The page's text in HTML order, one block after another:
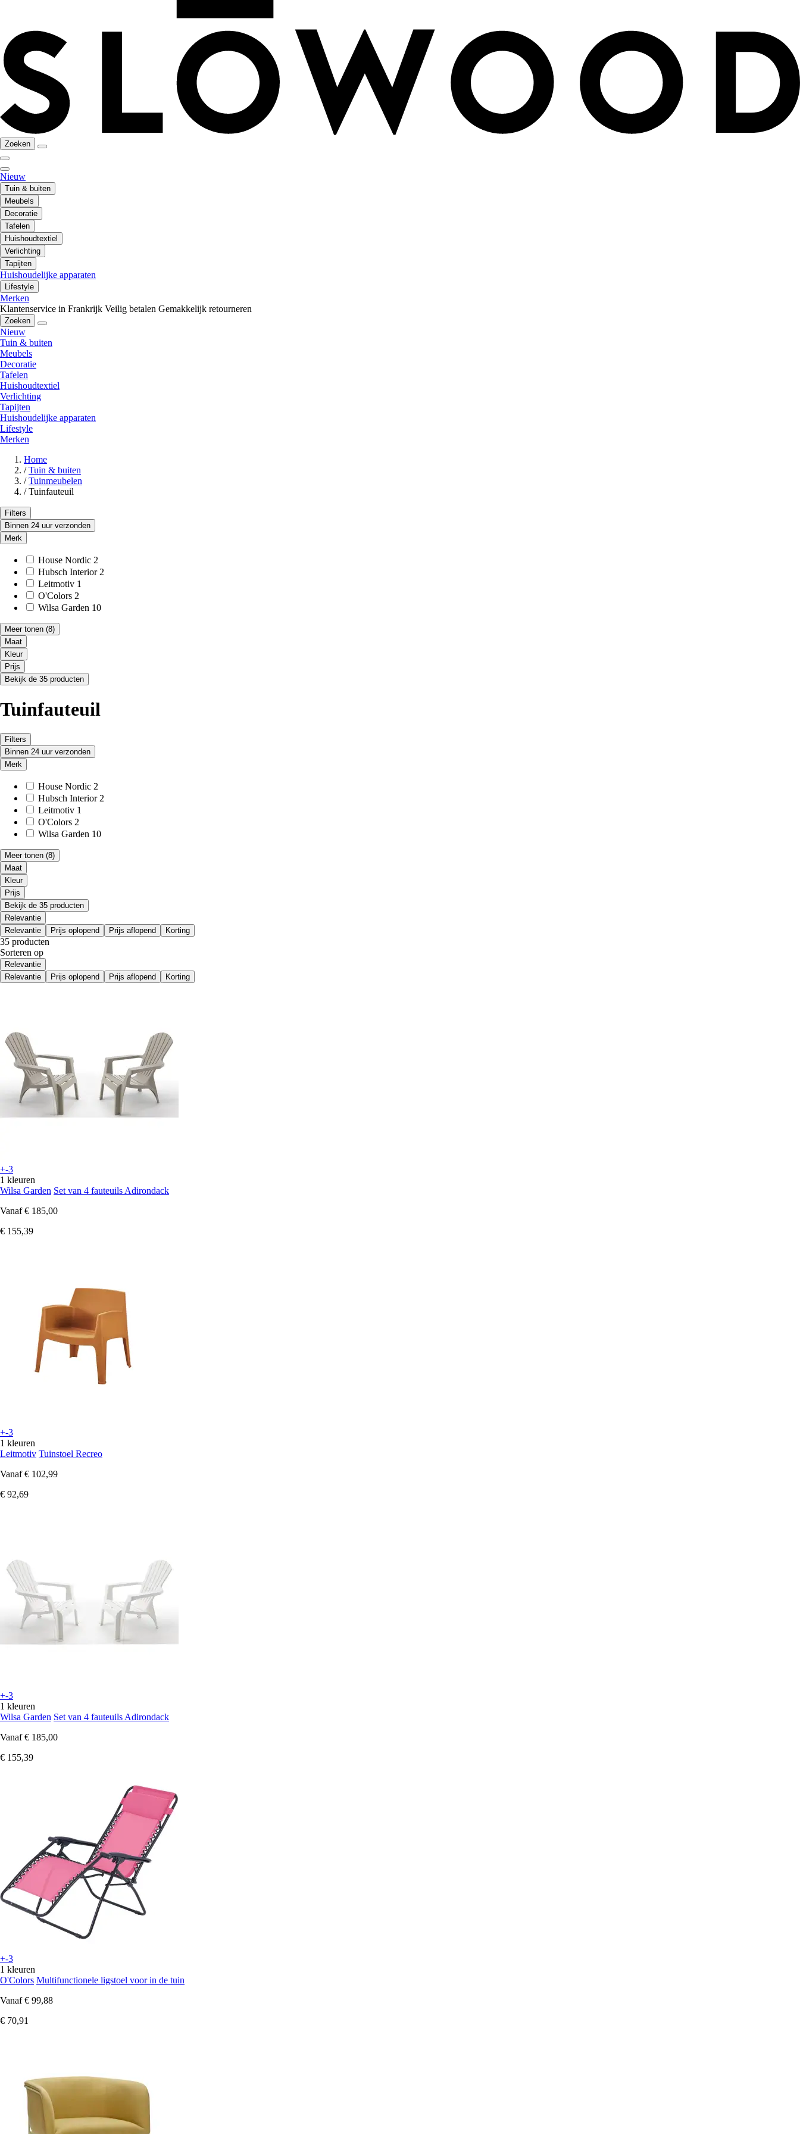
Zoeken
Nieuw
Tuin & buiten
Meubels
Decoratie
Tafelen
Huishoudtextiel
Verlichting
Tapijten
Huishoudelijke apparaten
Lifestyle
Merken
Klantenservice in Frankrijk Veilig betalen Gemakkelijk retourneren
Zoeken
Nieuw
Tuin & buiten
Meubels
Decoratie
Tafelen
Huishoudtextiel
Verlichting
Tapijten
Huishoudelijke apparaten
Lifestyle
Merken
Home
/ Tuin & buiten
/ Tuinmeubelen
/ Tuinfauteuil
Filters
Binnen 24 uur verzonden
Merk
House Nordic 2
Hubsch Interior 2
Leitmotiv 1
O'Colors 2
Wilsa Garden 10
Meer tonen (8)
Maat
Kleur
Prijs
Bekijk de 35 producten
Tuinfauteuil
Filters
Binnen 24 uur verzonden
Merk
House Nordic 2
Hubsch Interior 2
Leitmotiv 1
O'Colors 2
Wilsa Garden 10
Meer tonen (8)
Maat
Kleur
Prijs
Bekijk de 35 producten
Relevantie
Relevantie
Prijs oplopend Prijs aflopend Korting
35 producten
Sorteren op
Relevantie
Relevantie
Prijs oplopend Prijs aflopend Korting
+-3
1 kleuren
Wilsa Garden Set van 4 fauteuils Adirondack
Vanaf € 185,00
€ 155,39
+-3
1 kleuren
Leitmotiv Tuinstoel Recreo
Vanaf € 102,99
€ 92,69
+-3
1 kleuren
Wilsa Garden Set van 4 fauteuils Adirondack
Vanaf € 185,00
€ 155,39
+-3
1 kleuren
O'Colors Multifunctionele ligstoel voor in de tuin
Vanaf € 99,88
€ 70,91